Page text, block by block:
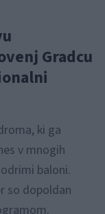
Gradcu
ki ga
v mnogih
baloni.
so dopoldan